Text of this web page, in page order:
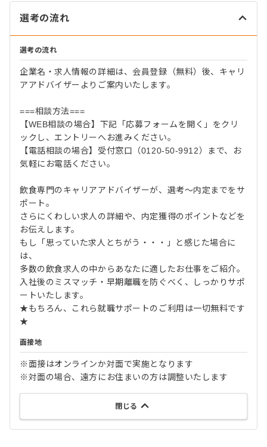
選考の流れ
選考の流れ
企業名・求人情報の詳細は、会員登録（無料）後、キャリ
アアドバイザーよりご案内いたします。
===相談方法===
【WEB相談の場合】下記「応募フォームを開く」をクリ
ックし、エントリーへお進みください。
【電話相談の場合】受付窓口（0120-50-9912）まで、お
気軽にお電話ください。
飲食専門のキャリアアドバイザーが、選考～内定までをサ
ポート。
さらにくわしい求人の詳細や、内定獲得のポイントなどを
お伝えします。
もし「思っていた求人とちがう・・・」と感じた場合に
は、
多数の飲食求人の中からあなたに適したお仕事をご紹介。
入社後のミスマッチ・早期離職を防ぐべく、しっかりサポ
ートいたします。
★もちろん、これら就職サポートのご利用は一切無料です
★
面接地
※面接はオンラインか対面で実施となります
※対面の場合、遠方にお住まいの方は調整いたします
閉じる